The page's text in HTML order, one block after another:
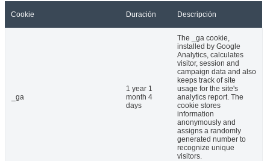
Cookie Duración Descripción
_ga
1 year 1
month 4
days
The _ga cookie,
installed by Google
Analytics, calculates
visitor, session and
campaign data and also
keeps track of site
usage for the site's
analytics report. The
cookie stores
information
anonymously and
assigns a randomly
generated number to
recognize unique
visitors.